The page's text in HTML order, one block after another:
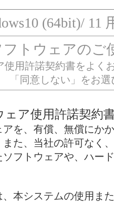
(64bit)/ 11
フトウェアのご
使用許諾契約書をよく
「同意しない」をお
ェア使用許諾契約
を、有償、無償にか
た、当社の許可なく
ソフトウェアや、ハー
、本システムの使用ま